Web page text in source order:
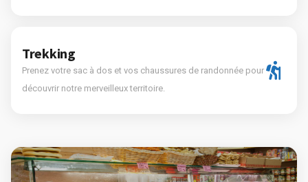
Trekking
Prenez votre sac à dos et vos chaussures de randonnée pour
découvrir notre merveilleux territoire.